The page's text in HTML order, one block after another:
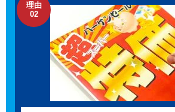
理由
02